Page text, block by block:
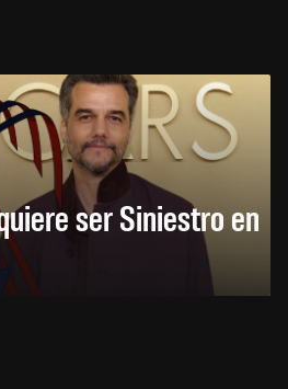
ser Siniestro en